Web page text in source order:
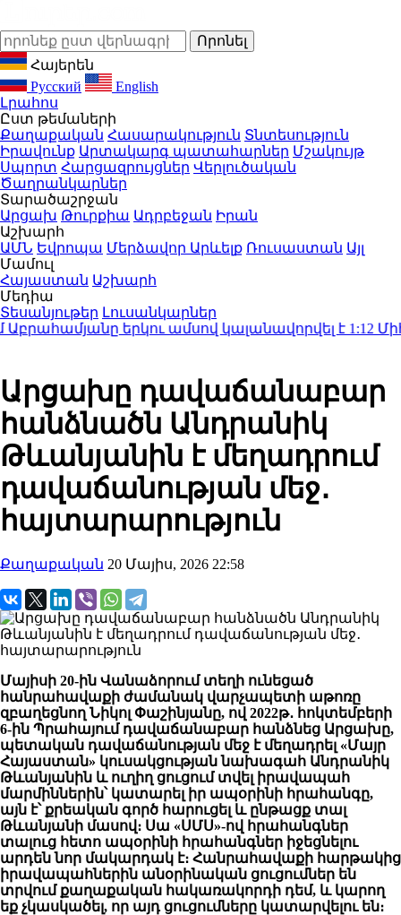
Հայերեն
Русский
English
Լրահոս
Ըստ թեմաների
Քաղաքական Հասարակություն Տնտեսություն
Իրավունք Արտակարգ պատահարներ Մշակույթ
Սպորտ Հարցազրույցներ Վերլուծական
Ծաղրանկարներ
Տարածաշրջան
Արցախ Թուրքիա Ադրբեջան Իրան
Աշխարհ
ԱՄՆ Եվրոպա Մերձավոր Արևելք Ռուսաստան Այլ
Մամուլ
Հայաստան Աշխարհ
Մեդիա
Տեսանյութեր Լուսանկարներ
երկու ամսով կալանավորվել է1:12
Արցախը դավաճանաբար
հանձնածն Անդրանիկ
Թևանյանին է մեղադրում
դավաճանության մեջ․
հայտարարություն
Քաղաքական 20 Մայիս, 2026 22:58
Մայիսի 20-ին Վանաձորում տեղի ունեցած
հանրահավաքի ժամանակ վարչապետի աթոռը
զբաղեցնող Նիկոլ Փաշինյանը, ով 2022թ․ հոկտեմբերի
6-ին Պրահայում դավաճանաբար հանձնեց Արցախը,
պետական դավաճանության մեջ է մեղադրել «Մայր
Հայաստան» կուսակցության նախագահ Անդրանիկ
Թևանյանին և ուղիղ ցուցում տվել իրավապահ
մարմիններին՝ կատարել իր ապօրինի հրահանգը,
այն է՝ քրեական գործ հարուցել և ընթացք տալ
Թևանյանի մասով։ Սա «ՍՄՍ»-ով հրահանգներ
տալուց հետո ապօրինի հրահանգներ իջեցնելու
արդեն նոր մակարդակ է։ Հանրահավաքի հարթակից
իրավապահներին անօրինական ցուցումներ են
տրվում քաղաքական հակառակորդի դեմ, և կարող
եք չկասկածել, որ այդ ցուցումները կատարվելու են։